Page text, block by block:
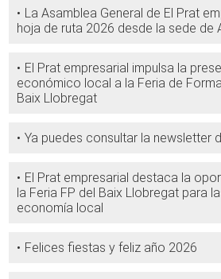
La Asamblea General de El Prat
hoja de ruta 2026 desde la sede de
El Prat empresarial impulsa la
económico local a la Feria de
Baix Llobregat
Ya puedes consultar la newsletter
El Prat empresarial destaca la
la Feria FP del Baix Llobregat para
economía local
Felices fiestas y feliz año 2026